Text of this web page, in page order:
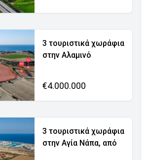
3 τουριστικά χωράφια
στην Αλαμινό
€4.000.000
3 τουριστικά χωράφια
στην Αγία Νάπα, από